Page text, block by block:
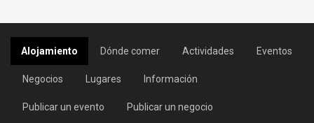
Alojamiento Dónde comer Actividades Eventos
Negocios Lugares Información
Publicar un evento Publicar un negocio